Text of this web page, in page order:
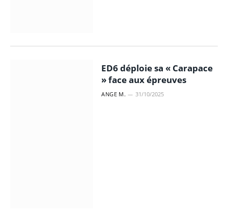
ED6 déploie sa « Carapace
» face aux épreuves
ANGE M. 31/10/2025